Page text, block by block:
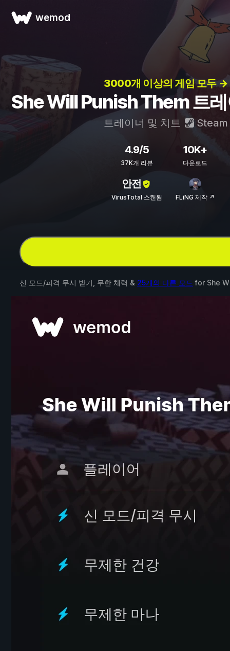
wemod
3000개 이상의 게임 모두 →
She Will Punish Them 트레
트레이너 및 치트 Steam
4.9/5
37K개 리뷰
10K+
다운로드
안전
VirusTotal 스캔됨 FLiNG 제작 ↗
신 모드/피격 무시 받기, 무한 체력 & 25개의 다른 모드 for She